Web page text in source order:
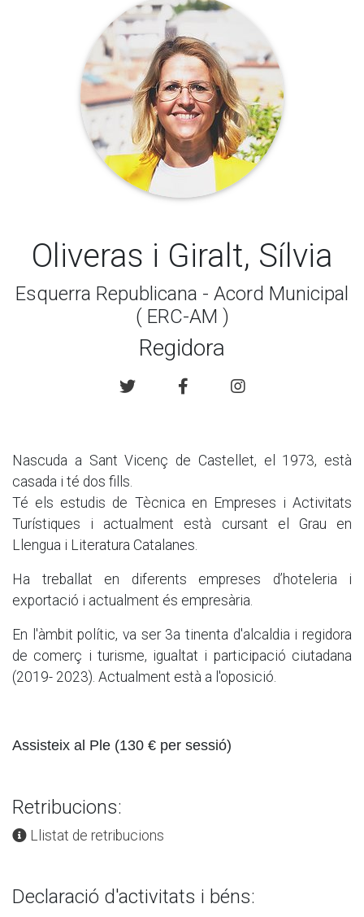
Oliveras i Giralt, Sílvia
Esquerra Republicana - Acord Municipal
( ERC-AM )
Regidora
Nascuda a Sant Vicenç de Castellet, el 1973, està
casada i té dos fills.
Té els estudis de Tècnica en Empreses i Activitats
Turístiques i actualment està cursant el Grau en
Llengua i Literatura Catalanes.
Ha treballat en diferents empreses d’hoteleria i
exportació i actualment és empresària.
En l'àmbit polític, va ser 3a tinenta d'alcaldia i regidora
de comerç i turisme, igualtat i participació ciutadana
(2019- 2023). Actualment està a l'oposició.
Assisteix al Ple (130 € per sessió)
Retribucions:
Llistat de retribucions
Declaració d'activitats i béns: